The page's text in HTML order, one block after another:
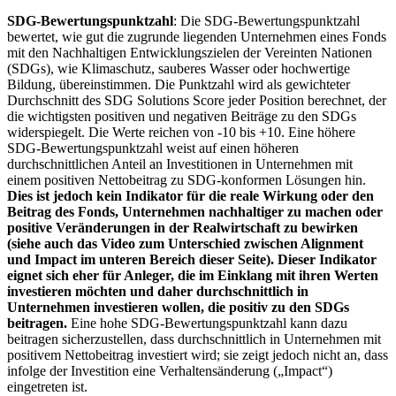
SDG-Bewertungspunktzahl: Die SDG-Bewertungspunktzahl
bewertet, wie gut die zugrunde liegenden Unternehmen eines Fonds
mit den Nachhaltigen Entwicklungszielen der Vereinten Nationen
(SDGs), wie Klimaschutz, sauberes Wasser oder hochwertige
Bildung, übereinstimmen. Die Punktzahl wird als gewichteter
Durchschnitt des SDG Solutions Score jeder Position berechnet, der
die wichtigsten positiven und negativen Beiträge zu den SDGs
widerspiegelt. Die Werte reichen von -10 bis +10. Eine höhere
SDG-Bewertungspunktzahl weist auf einen höheren
durchschnittlichen Anteil an Investitionen in Unternehmen mit
einem positiven Nettobeitrag zu SDG-konformen Lösungen hin.
Dies ist jedoch kein Indikator für die reale Wirkung oder den
Beitrag des Fonds, Unternehmen nachhaltiger zu machen oder
positive Veränderungen in der Realwirtschaft zu bewirken
(siehe auch das Video zum Unterschied zwischen Alignment
und Impact im unteren Bereich dieser Seite). Dieser Indikator
eignet sich eher für Anleger, die im Einklang mit ihren Werten
investieren möchten und daher durchschnittlich in
Unternehmen investieren wollen, die positiv zu den SDGs
beitragen. Eine hohe SDG-Bewertungspunktzahl kann dazu
beitragen sicherzustellen, dass durchschnittlich in Unternehmen mit
positivem Nettobeitrag investiert wird; sie zeigt jedoch nicht an, dass
infolge der Investition eine Verhaltensänderung („Impact“)
eingetreten ist.